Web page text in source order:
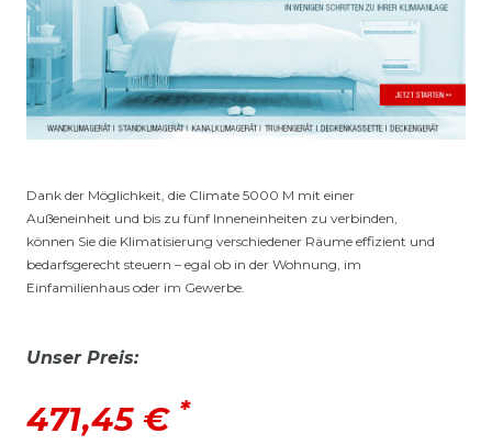
Dank der Möglichkeit, die Climate 5000 M mit einer
Außeneinheit und bis zu fünf Inneneinheiten zu verbinden,
können Sie die Klimatisierung verschiedener Räume effizient und
bedarfsgerecht steuern – egal ob in der Wohnung, im
Einfamilienhaus oder im Gewerbe.
Unser Preis:
471,45 € *